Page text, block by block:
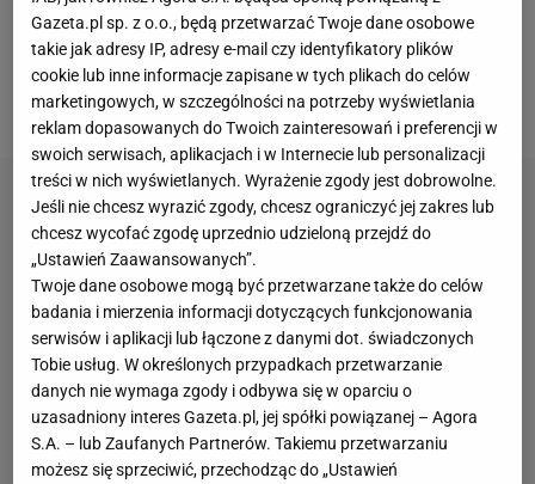
treningów i jego imprezowym stylem życia. Przede
wszystkim jednak rozczarowuje on na poziomie
sportowym.
Gazeta.pl sp. z o.o., będą przetwarzać Twoje dane osobowe
takie jak adresy IP, adresy e-mail czy identyfikatory plików
cookie lub inne informacje zapisane w tych plikach do celów
marketingowych, w szczególności na potrzeby wyświetlania
reklam dopasowanych do Twoich zainteresowań i preferencji w
swoich serwisach, aplikacjach i w Internecie lub personalizacji
treści w nich wyświetlanych. Wyrażenie zgody jest dobrowolne.
Jeśli nie chcesz wyrazić zgody, chcesz ograniczyć jej zakres lub
chcesz wycofać zgodę uprzednio udzieloną przejdź do
„Ustawień Zaawansowanych”.
Twoje dane osobowe mogą być przetwarzane także do celów
badania i mierzenia informacji dotyczących funkcjonowania
serwisów i aplikacji lub łączone z danymi dot. świadczonych
Tobie usług. W określonych przypadkach przetwarzanie
danych nie wymaga zgody i odbywa się w oparciu o
uzasadniony interes Gazeta.pl, jej spółki powiązanej – Agora
S.A. – lub Zaufanych Partnerów. Takiemu przetwarzaniu
możesz się sprzeciwić, przechodząc do „Ustawień